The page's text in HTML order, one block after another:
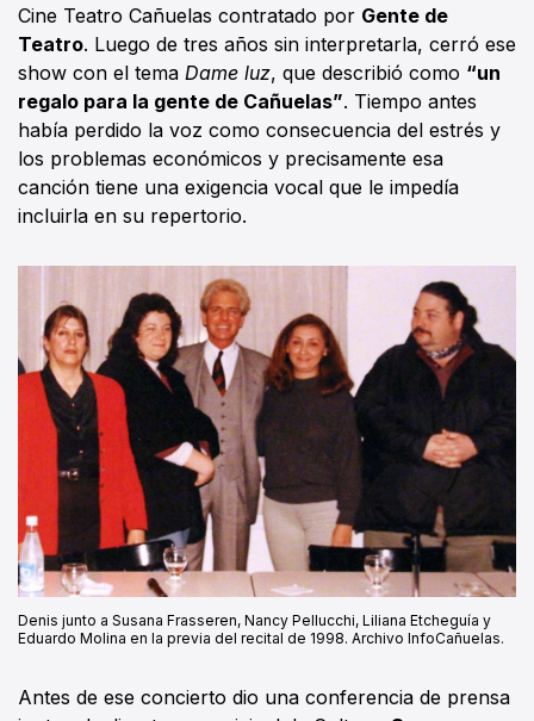
Cine Teatro Cañuelas contratado por Gente de
Teatro. Luego de tres años sin interpretarla, cerró ese
show con el tema Dame luz, que describió como “un
regalo para la gente de Cañuelas”. Tiempo antes
había perdido la voz como consecuencia del estrés y
los problemas económicos y precisamente esa
canción tiene una exigencia vocal que le impedía
incluirla en su repertorio.
Denis junto a Susana Frasseren, Nancy Pellucchi, Liliana Etcheguía y
Eduardo Molina en la previa del recital de 1998. Archivo InfoCañuelas.
Antes de ese concierto dio una conferencia de prensa